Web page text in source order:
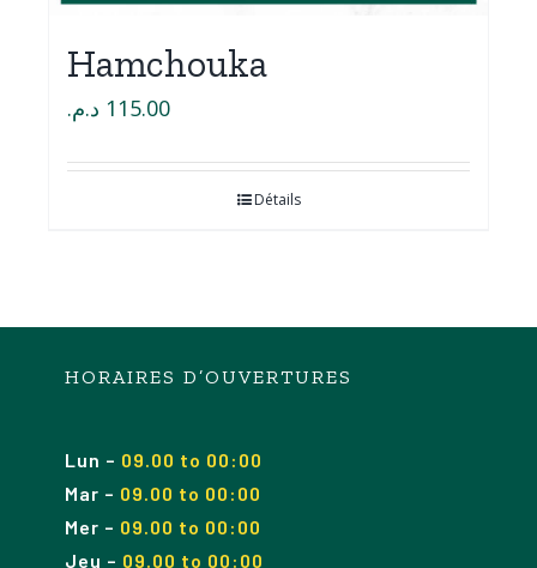
Hamchouka
115.00 د.م.
Détails
HORAIRES D’OUVERTURES
Lun – 09.00 to 00:00
Mar – 09.00 to 00 :00
Mer – 09.00 to 00 :00
Jeu – 09.00 to 00 :00